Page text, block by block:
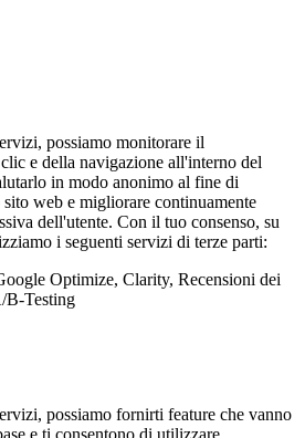
possiamo monitorare il
e della navigazione all'interno del
in modo anonimo al fine di
web e migliorare continuamente
dell'utente. Con il tuo consenso, su
i seguenti servizi di terze parti:
Optimize, Clarity, Recensioni dei
B-Testing
possiamo fornirti feature che vanno
e ti consentono di utilizzare